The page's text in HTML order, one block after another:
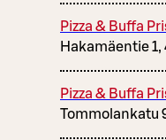
Pizza & Buffa
Hakamäentie
Pizza & Buffa
Tommolankatu